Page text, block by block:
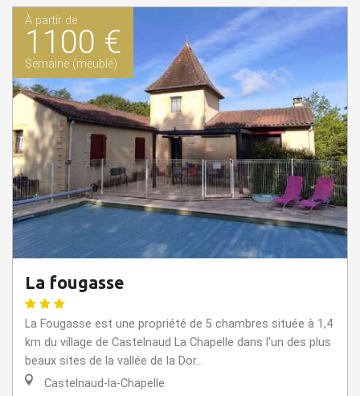
À partir de
1100 €
Semaine (meublé)
La fougasse
La Fougasse est une propriété de 5 chambres située à 1,4
km du village de Castelnaud La Chapelle dans l'un des plus
beaux sites de la vallée de la Dor...
Castelnaud-la-Chapelle